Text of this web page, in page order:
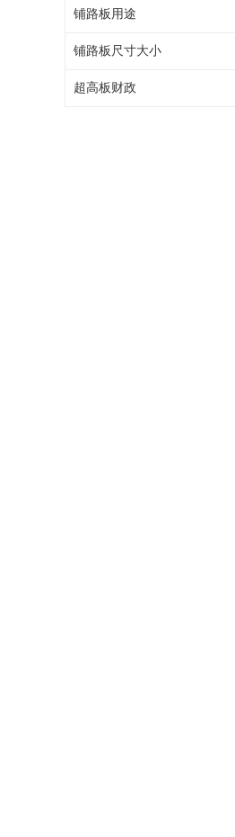
超高铺路板
超高轴套
可卷冰壶
铺路板用途
铺路板尺寸大小
超高板财政